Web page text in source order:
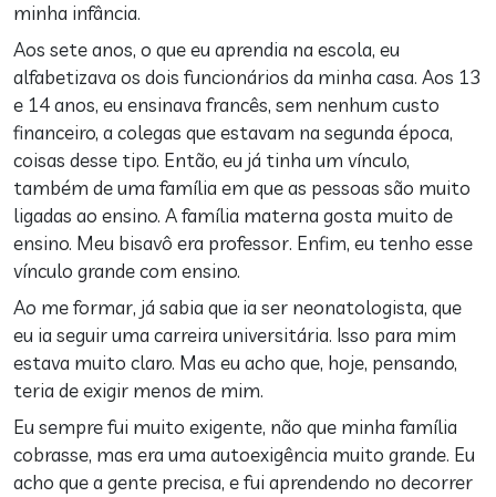
minha infância.
Aos sete anos, o que eu aprendia na escola, eu
alfabetizava os dois funcionários da minha casa. Aos 13
e 14 anos, eu ensinava francês, sem nenhum custo
financeiro, a colegas que estavam na segunda época,
coisas desse tipo. Então, eu já tinha um vínculo,
também de uma família em que as pessoas são muito
ligadas ao ensino. A família materna gosta muito de
ensino. Meu bisavô era professor. Enfim, eu tenho esse
vínculo grande com ensino.
Ao me formar, já sabia que ia ser neonatologista, que
eu ia seguir uma carreira universitária. Isso para mim
estava muito claro. Mas eu acho que, hoje, pensando,
teria de exigir menos de mim.
Eu sempre fui muito exigente, não que minha família
cobrasse, mas era uma autoexigência muito grande. Eu
acho que a gente precisa, e fui aprendendo no decorrer